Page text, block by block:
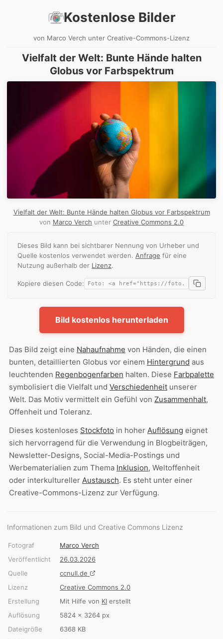
Kostenlose Bilder
von Marco Verch unter Creative-Commons-Lizenz
Vielfalt der Welt: Bunte Hände halten
Globus vor Farbspektrum
Vielfalt der Welt: Bunte Hände halten Globus vor Farbspektrum
von Marco Verch unter Creative Commons 2.0
Dieses Bild kann bei sichtbarer Nennung von Urheber und
Quelle kostenlos verwendet werden. Anfrage für eine
Nutzung außerhalb der Lizenz.
Kopiere diesen Code:
Bild kostenlos herunterladen
Das Bild zeigt eine Nahaufnahme von Händen, die einen
bunten, detaillierten Globus vor einem Hintergrund aus
leuchtenden Regenbogenfarben halten. Diese Farbpalette
symbolisiert die Vielfalt und Verschiedenheit unserer
Welt. Das Motiv vermittelt ein Gefühl von Zusammenhalt,
Offenheit und Toleranz.
Dieses kostenloses Stockfoto in hoher Auflösung eignet
sich hervorragend für die Verwendung in Blogbeiträgen,
Newsletter-Designs, Social-Media-Postings und
Werbematerialien zum Thema Inklusion, Weltoffenheit
oder interkultureller Austausch. Es steht unter einer
Creative-Commons-Lizenz zur Verfügung.
Informationen zum Bild und Creative Commons Lizenz
Fotograf
Marco Verch
Veröffentlicht
26.03.2026
Quelle
ccnull.de
Lizenz
Creative Commons 2.0
Erstellung
Mit Hilfe von KI erstellt
Auflösung
5824 × 3264 px
Dateigröße
6368 KB